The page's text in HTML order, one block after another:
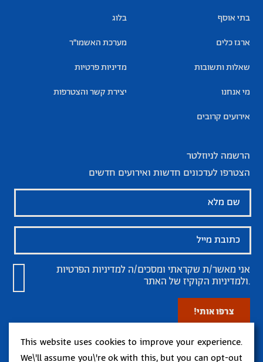
בתי אוסף
ארגז כלים
שאלות ותשובות
מי אנחנו
אירועים קרובים
בלוג
מערכת האשמו”ר
מדיניות פרטיות
יצירת קשר והצטרפות
הרשמה לניוזלטר
הצטרפו לעדכונים חדשות ואירועים חדשים
אני מאשר/ת שקראתי ומסכים/הלמדיניות הפרטיות
ולמדיניות הקוקיזשל האתר.
This website uses cookies to improve your experience.
We\'ll assume you\'re ok with this, but you can opt-out